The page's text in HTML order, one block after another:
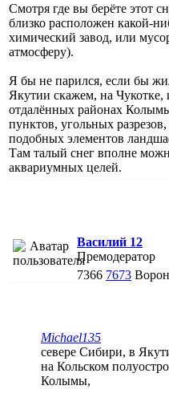
Смотря где вы берёте этот
близко расположен какой-
химический завод, или
атмосферу).
Я бы не парился, если бы
Якутии скажем, на Чукотке,
отдалённых районах
пунктов, угольных
подобных элементов
Там талый снег вполне
аквариумных целей.
Василий 12
Премодератор
7366 7673
Michael135
севере Сибири, в
на Кольском
Колымы,